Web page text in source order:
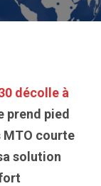
décolle à
prend pied
MTO courte
solution